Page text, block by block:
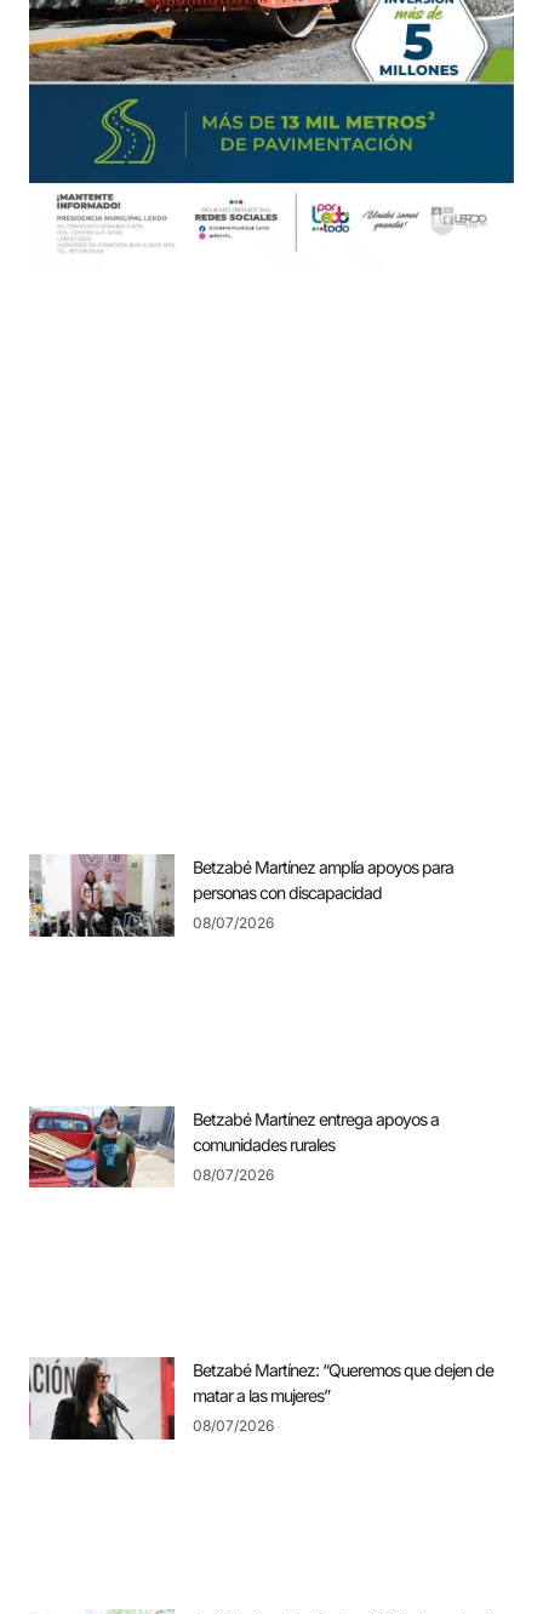
Betzabé Martínez amplía apoyos para
personas con discapacidad
08/07/2026
Betzabé Martínez entrega apoyos a
comunidades rurales
08/07/2026
Betzabé Martínez: “Queremos que dejen de
matar a las mujeres”
08/07/2026